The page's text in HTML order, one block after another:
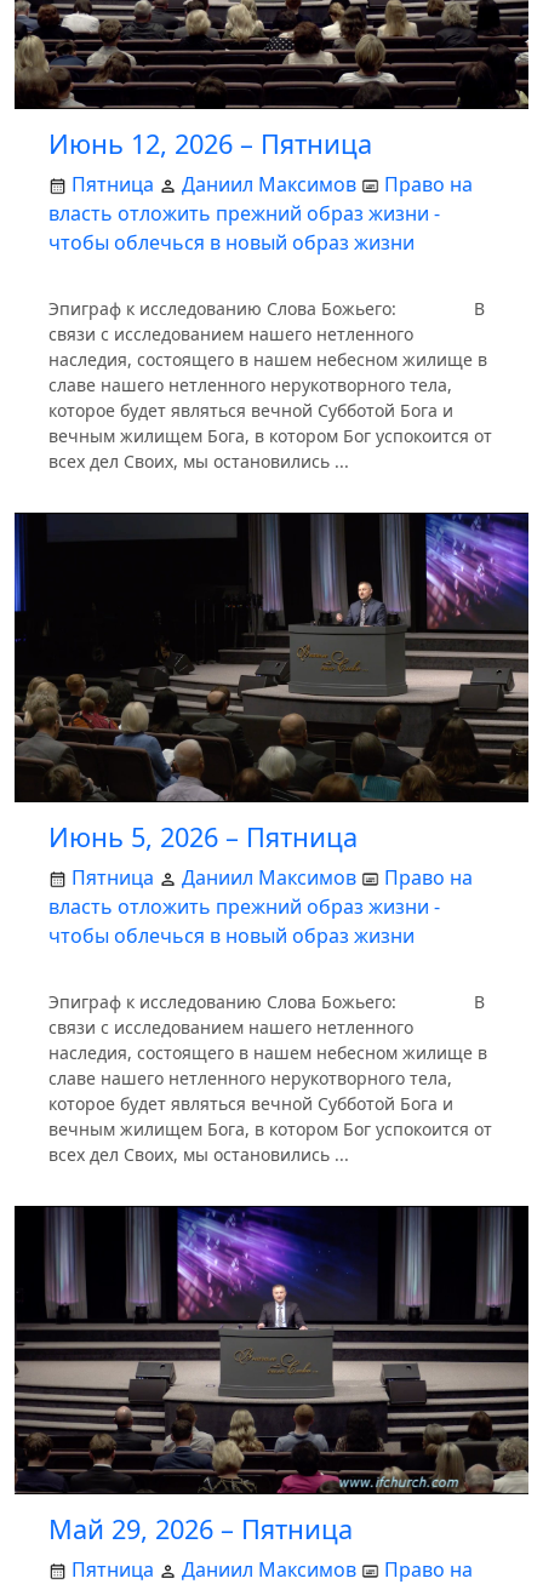
Июнь 12, 2026 – Пятница
Пятница Даниил Максимов
Право на
власть отложить прежний образ жизни -
чтобы облечься в новый образ жизни
Эпиграф к исследованию Слова Божьего: В
связи с исследованием нашего нетленного
наследия, состоящего в нашем небесном жилище в
славе нашего нетленного нерукотворного тела,
которое будет являться вечной Субботой Бога и
вечным жилищем Бога, в котором Бог успокоится от
всех дел Своих, мы остановились ...
Июнь 5, 2026 – Пятница
Пятница Даниил Максимов
Право на
власть отложить прежний образ жизни -
чтобы облечься в новый образ жизни
Эпиграф к исследованию Слова Божьего: В
связи с исследованием нашего нетленного
наследия, состоящего в нашем небесном жилище в
славе нашего нетленного нерукотворного тела,
которое будет являться вечной Субботой Бога и
вечным жилищем Бога, в котором Бог успокоится от
всех дел Своих, мы остановились ...
Май 29, 2026 – Пятница
Пятница Даниил Максимов
Право на